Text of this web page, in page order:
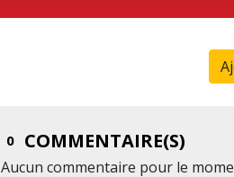
0 COMMENTAIRE(S)
Aucun commentaire pour le